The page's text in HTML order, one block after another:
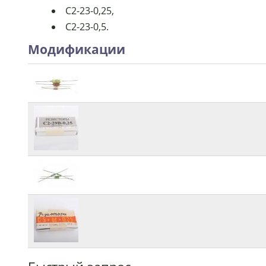
С2-23-0,25,
С2-23-0,5.
Модификации